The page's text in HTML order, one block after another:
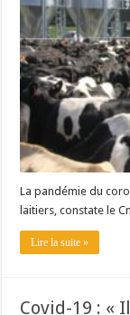
La pandémie du
laitiers, constate le
Lire la suite »
Covid-19 : «